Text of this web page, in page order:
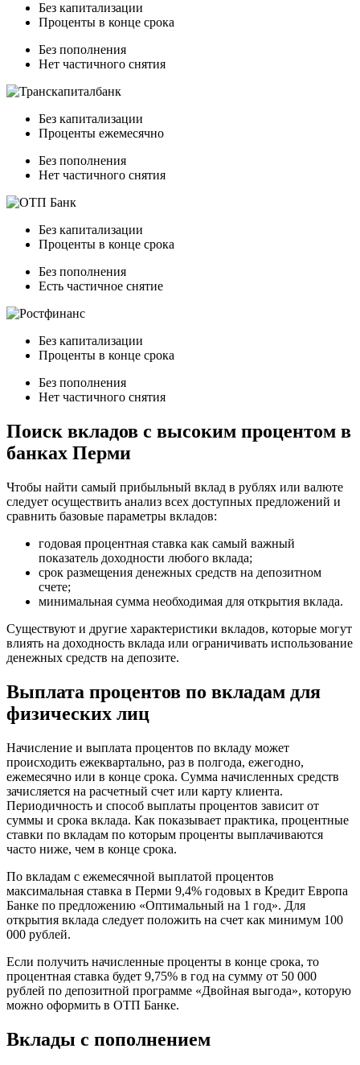
Без капитализации
Проценты в конце срока
Без пополнения
Нет частичного снятия
Без капитализации
Проценты ежемесячно
Без пополнения
Нет частичного снятия
Без капитализации
Проценты в конце срока
Без пополнения
Есть частичное снятие
Без капитализации
Проценты в конце срока
Без пополнения
Нет частичного снятия
Поиск вкладов с высоким процентом в
банках Перми
Чтобы найти самый прибыльный вклад в рублях или валюте
следует осуществить анализ всех доступных предложений и
сравнить базовые параметры вкладов:
годовая процентная ставка как самый важный
показатель доходности любого вклада;
срок размещения денежных средств на депозитном
счете;
минимальная сумма необходимая для открытия вклада.
Существуют и другие характеристики вкладов, которые могут
влиять на доходность вклада или ограничивать использование
денежных средств на депозите.
Выплата процентов по вкладам для
физических лиц
Начисление и выплата процентов по вкладу может
происходить ежеквартально, раз в полгода, ежегодно,
ежемесячно или в конце срока. Сумма начисленных средств
зачисляется на расчетный счет или карту клиента.
Периодичность и способ выплаты процентов зависит от
суммы и срока вклада. Как показывает практика, процентные
ставки по вкладам по которым проценты выплачиваются
часто ниже, чем в конце срока.
По вкладам с ежемесячной выплатой процентов
максимальная ставка в Перми 9,4% годовых в Кредит Европа
Банке по предложению «Оптимальный на 1 год». Для
открытия вклада следует положить на счет как минимум 100
000 рублей.
Если получить начисленные проценты в конце срока, то
процентная ставка будет 9,75% в год на сумму от 50 000
рублей по депозитной программе «Двойная выгода», которую
можно оформить в ОТП Банке.
Вклады с пополнением